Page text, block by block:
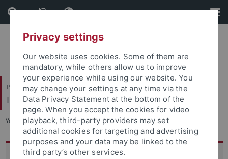
Skip
to
content
Skip
to
footer
Philosophische Fakultät
Institut für Klassische Archäologie
You are here: Startseite ... Forschung
Mitglieder
Privacy settings
Our website uses cookies. Some of them are
mandatory, while others allow us to improve
your experience while using our website. You
may change your settings at any time via the
Data Privacy Statement at the bottom of the
page. When you accept the cookies for video
playback, third-party providers may set
additional cookies for targeting and advertising
purposes and your data may be linked to the
third party’s other services.